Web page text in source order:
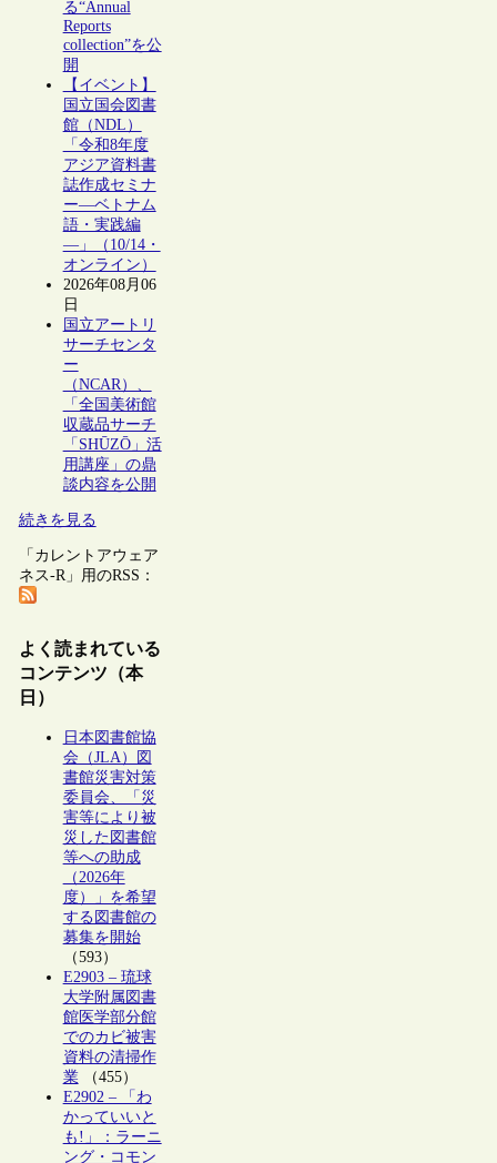
る“Annual
Reports
collection”を公
開
【イベント】
国立国会図書
館（NDL）
「令和8年度
アジア資料書
誌作成セミナ
ー―ベトナム
語・実践編
―」（10/14・
オンライン）
2026年08月06
日
国立アートリ
サーチセンタ
ー
（NCAR）、
「全国美術館
収蔵品サーチ
「SHŪZŌ」活
用講座」の鼎
談内容を公開
続きを見る
「カレントアウェア
ネス-R」用のRSS：
よく読まれている
コンテンツ（本
日）
日本図書館協
会（JLA）図
書館災害対策
委員会、「災
害等により被
災した図書館
等への助成
（2026年
度）」を希望
する図書館の
募集を開始
（593）
E2903 – 琉球
大学附属図書
館医学部分館
でのカビ被害
資料の清掃作
業（455）
E2902 – 「わ
かっていいと
も!」：ラーニ
ング・コモン